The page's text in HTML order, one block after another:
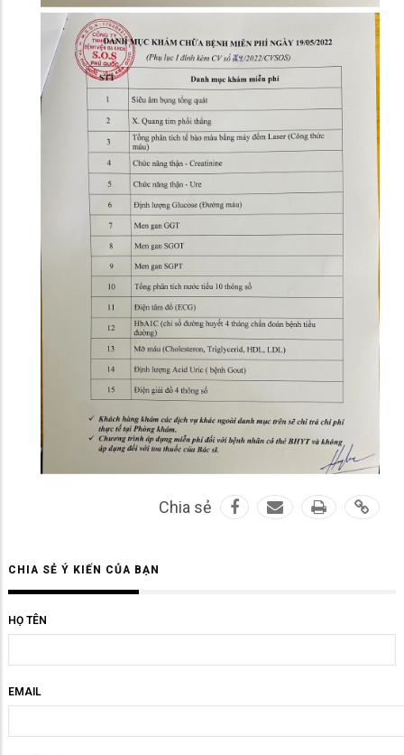
Chia sẻ
CHIA SẺ Ý KIẾN CỦA BẠN
HỌ TÊN
EMAIL